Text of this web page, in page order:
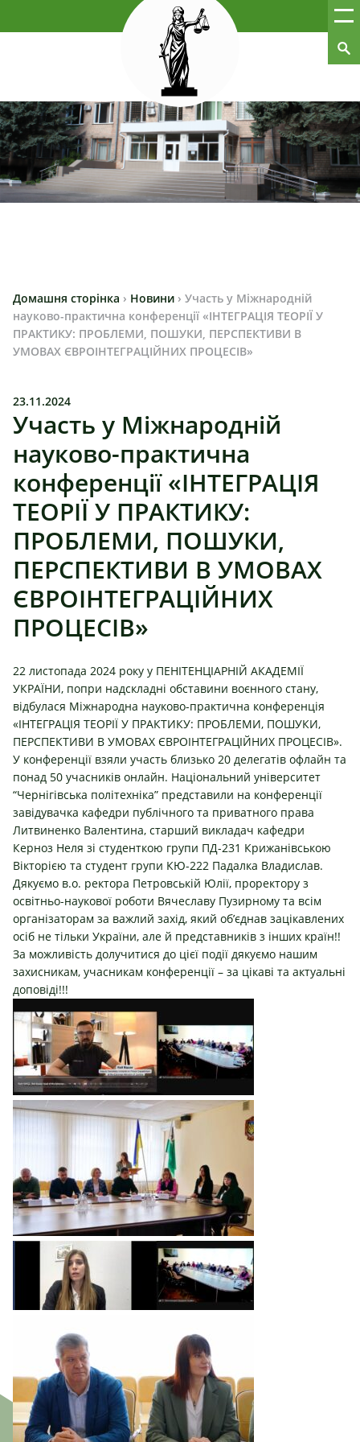
Домашня сторінка › Новини › Участь у Міжнародній
науково-практична конференції «ІНТЕГРАЦІЯ ТЕОРІЇ У
ПРАКТИКУ: ПРОБЛЕМИ, ПОШУКИ, ПЕРСПЕКТИВИ В
УМОВАХ ЄВРОІНТЕГРАЦІЙНИХ ПРОЦЕСІВ»
23.11.2024
Участь у Міжнародній
науково-практична
конференції «ІНТЕГРАЦІЯ
ТЕОРІЇ У ПРАКТИКУ:
ПРОБЛЕМИ, ПОШУКИ,
ПЕРСПЕКТИВИ В УМОВАХ
ЄВРОІНТЕГРАЦІЙНИХ
ПРОЦЕСІВ»
22 листопада 2024 року у ПЕНІТЕНЦІАРНІЙ АКАДЕМІЇ
УКРАЇНИ, попри надскладні обставини воєнного стану,
відбулася Міжнародна науково-практична конференція
«ІНТЕГРАЦІЯ ТЕОРІЇ У ПРАКТИКУ: ПРОБЛЕМИ, ПОШУКИ,
ПЕРСПЕКТИВИ В УМОВАХ ЄВРОІНТЕГРАЦІЙНИХ ПРОЦЕСІВ».
У конференції взяли участь близько 20 делегатів офлайн та
понад 50 учасників онлайн. Національний університет
“Чернігівська політехніка” представили на конференції
завідувачка кафедри публічного та приватного права
Литвиненко Валентина, старший викладач кафедри
Керноз Неля зі студенткою групи ПД-231 Крижанівською
Вікторією та студент групи КЮ-222 Падалка Владислав.
Дякуємо в.о. ректора Петровській Юлії, проректору з
освітньо-наукової роботи Вячеславу Пузирному та всім
організаторам за важлий захід, який об’єднав зацікавлених
осіб не тільки України, але й представників з інших країн!!
За можливість долучитися до цієї події дякуємо нашим
захисникам, учасникам конференції – за цікаві та актуальні
доповіді!!!